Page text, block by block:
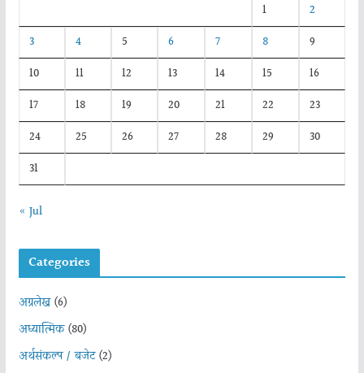
1
2
3
4 5 6 7 8
9
10
11 12 13 14 15
16
17
18 19 20 21 22
23
24
25 26 27 28 29
30
31
« Jul
Categories
अग्रलेख(6)
अध्यात्मिक(80)
अर्थसंकल्प / बजेट(2)